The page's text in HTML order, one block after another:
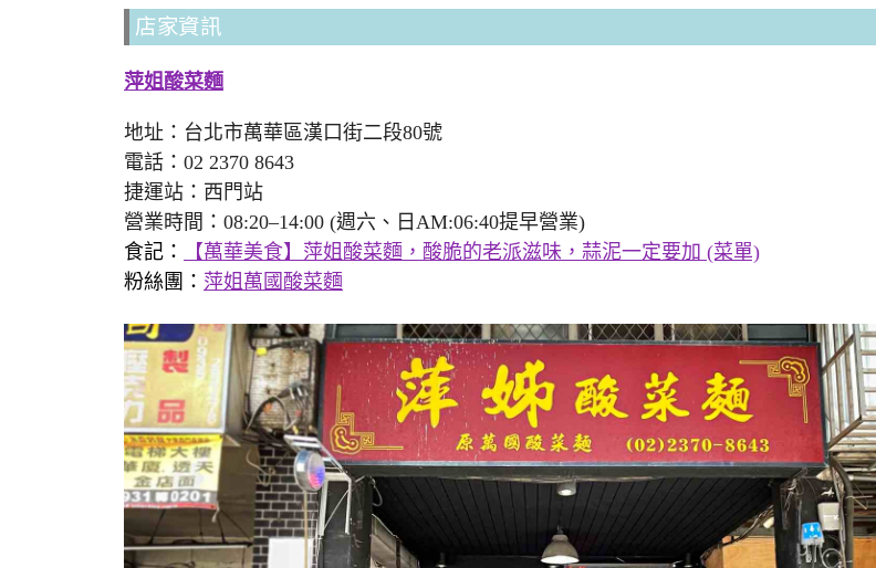
店家資訊
萍姐酸菜麵
地址：台北市萬華區漢口街二段80號
電話：02 2370 8643
捷運站：西門站
營業時間：08:20–14:00 (週六、日AM:06:40提早營業)
食記：
【萬華美食】萍姐酸菜麵，酸脆的老派滋味，蒜泥一定要加 (菜單)
粉絲團： 萍姐萬國酸菜麵